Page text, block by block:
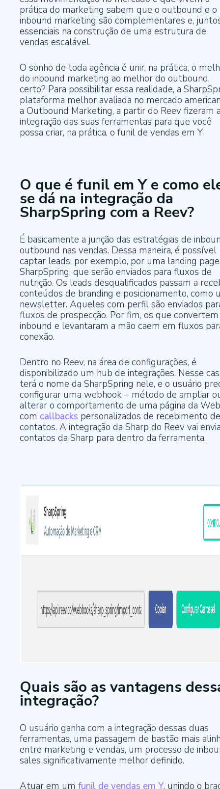
prática do marketing sabem que o outbound e o
inbound marketing são complementares e,
essenciais na construção de uma estrutura de
vendas escalável.
O sonho de toda agência é unir, na prática, o
do inbound marketing ao melhor do outbound,
certo? Para possibilitar essa realidade, a
plataforma melhor avaliada no mercado
a Outbound Marketing, a partir do Reev fizeram
integração das suas ferramentas para que você
possa criar, na prática, o funil de vendas em Y.
O que é funil em Y e como
se dá na integração da
SharpSpring com a Reev?
É basicamente a junção das estratégias de
outbound nas vendas. Dessa maneira, é possível
captar leads, por exemplo, por uma landing
SharpSpring, que serão enviados para fluxos de
nutrição. Os leads desqualificados passam a
conteúdos de branding e posicionamento, como
newsletter. Aqueles com perfil são enviados
fluxos de prospecção. Por fim, os que convertem
inbound e levantaram a mão caem em fluxos
conexão.
Dentro no Reev, na área de configurações, é
disponibilizado um hub de integrações. Nesse
terá o nome da SharpSpring nele, e o usuário
configurar uma webhook – método de ampliar
alterar o comportamento de uma página da Web
com callbacks personalizados de recebimento de
contatos. A integração da Sharp do Reev vai
contatos da Sharp para dentro da ferramenta.
Quais são as vantagens
integração?
O usuário ganha com a integração dessas duas
ferramentas, uma passagem de bastão mais
entre marketing e vendas, um processo de
sales significativamente melhor definido.
Atuar em um funil de vendas em Y, unindo o